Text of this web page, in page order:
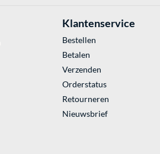
Klantenservice
Bestellen
Betalen
Verzenden
Orderstatus
Retourneren
Nieuwsbrief